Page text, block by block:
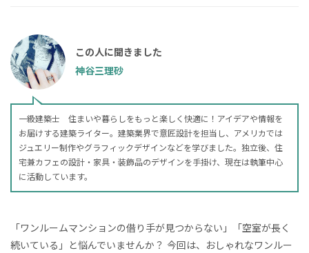
この人に聞きました
神谷三理砂
一級建築士 住まいや暮らしをもっと楽しく快適に！アイデアや情報を
お届けする建築ライター。建築業界で意匠設計を担当し、アメリカでは
ジュエリー制作やグラフィックデザインなどを学びました。独立後、住
宅兼カフェの設計・家具・装飾品のデザインを手掛け、現在は執筆中心
に活動しています。
「ワンルームマンションの借り手が見つからない」「空室が長く
続いている」と悩んでいませんか？ 今回は、おしゃれなワンルー